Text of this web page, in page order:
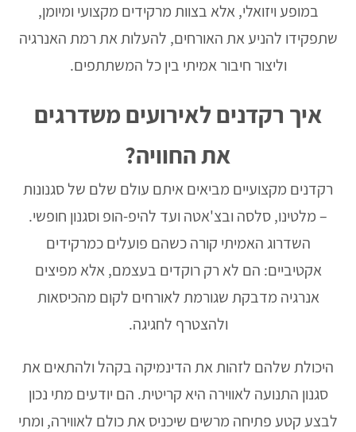
במופע ויזואלי, אלא בצוות מרקידים מקצועי ומיומן,
שתפקידו להניע את האורחים, להעלות את רמת האנרגיה
וליצור חיבור אמיתי בין כל המשתתפים.
איך רקדנים לאירועים משדרגים
את החוויה?
רקדנים מקצועיים מביאים איתם עולם שלם של סגנונות
– מלטינו, סלסה ובצ'אטה ועד להיפ-הופ וסגנון חופשי.
השדרוג האמיתי קורה כשהם פועלים כמרקידים
אקטיביים: הם לא רק רוקדים בעצמם, אלא מפיצים
אנרגיה מדבקת שגורמת לאורחים לקום מהכיסאות
ולהצטרף לחגיגה.
היכולת שלהם לזהות את הדינמיקה בקהל ולהתאים את
סגנון התנועה לאווירה היא קריטית. הם יודעים מתי נכון
לבצע קטע פתיחה מרשים שיכניס את כולם לאווירה, ומתי